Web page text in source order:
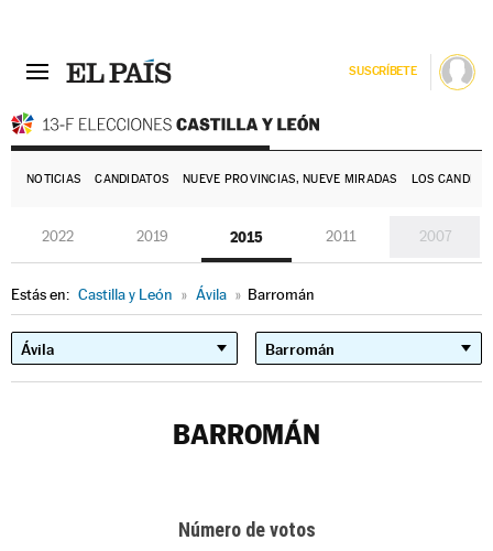
SUSCRÍBETE
NOTICIAS CANDIDATOS NUEVE PROVINCIAS, NUEVE MIRADAS LOS
2022 2019 2015 2011 2007
Estás en: Castilla y León » Ávila » Barromán
BARROMÁN
Número de votos